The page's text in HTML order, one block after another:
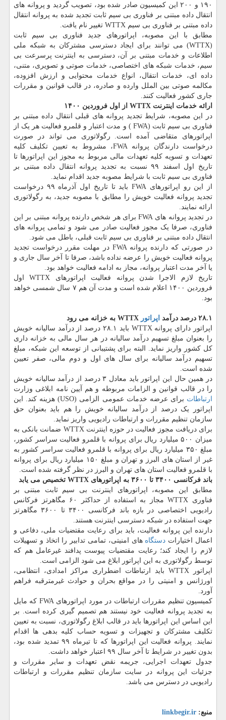
۱۹۰ و ۲۰۰ این کمیسیون صادر شده بود، تصویب گردید و پروانه های
انتقال داده مبتنی بر فناوری بی سیم ثابت تجدید شده به پروانه انتقال
داده مبتنی بر فناوری بی سیم WTTX تغییر نام یافت.
مطابق با این مصوبه، اپراتورهای جدید فناوری بی سیم ثابت
(WTTX) می توانند برای ایجاد دسترسی مشترکان به شبکه ملی
اطلاعات و خدمات مبتنی بر آن، دسترسی به اینترنت پرسرعت بی
سیم، خدمات شبکه های اختصاصی، خدمات صوتی و تصویری، متنی،
داده ای، خدمات انتقال، انواع خدمات محتوایی و ارزش افزوده،
مکالمه صوتی بین الملل وارده و صادره، در قالب قوانین و مقررات
جاری کشور فعالیت کنند.
ارائه خدمات اینترنت WTTX از اول فروردین ۱۴۰۰
در این مصوبه، شرایط تجدید پروانه های قبلی انتقال داده مبتنی بر
فناوری بی سیم ثابت (FWA ) و مدت اعتبار و قلمرو فعالیت هر یک از
اپراتورهای متقاضی آمده است. رگولاتوری می تواند در صورت
درخواست دارندگان پروانه FWA، مشروط به تعیین تکلیف کلیه
تعهدات و تسویه کلیه تعهدات مالی مربوط به مجوز این اپراتورها تا
تاریخ اول اسفند ۹۹ نسبت به تجدید پروانه انتقال داده مبتنی بر
فناوری بی سیم ثابت با شرایط مصوبه جدید اقدام نماید.
از این رو اپراتورهای FWA باید تا تاریخ اول آذرماه ۹۹ درخواست
تجدید پروانه فعالیت خویش را مطابق با مصوبه جدید، به رگولاتوری
ارائه نمایند.
در تجدید پروانه های FWA برای هر شخص دارنده پروانه مبتنی بر این
فناوری، صرفا یک مجوز فعالیت صادر می شود و تمامی پروانه های
انتقال داده مبتنی بر فناوری بی سیم ثابت قبلی، باطل می شود.
در صورتی که دارنده پروانه FWA در مهلت مقرر درخواست تجدید
پروانه فعالیت خویش را عرضه نداده باشد، صرفا تا آخر سال جاری و
یا آخر مدت اعتبار پروانه، مجاز به ادامه فعالیت خواهد بود.
تاریخ لازم الاجرا شدن پروانه فعالیت اپراتورهای WTTX اول
فروردین ۱۴۰۰ اعلام شده است و مدت آن هم ۷ سال شمسی خواهد
بود.
۲۸.۱ درصد درآمد اپراتور
اپراتور دارای پروانه WTTX باید ۲۸.۱ درصد از درآمد سالیانه خویش
را بعنوان مبلغ تسهیم درآمد سالیانه در هر سال مالی به خزانه داری
کل کشور واریز نماید. البته برای پشتیبانی از توسعه این شبکه، مبلغ
تسهیم درآمد سالیانه برای سال های اول و دوم مالی، صفر تعیین
شده است.
در همین حال این اپراتور باید معادل ۳ درصد از درآمد سالیانه خویش
را در قالب قوانین و الزامات مربوطه و هم آیین نامه ابلاغی وزارت
ارتباطات
برای عرضه خدمات عمومی الزامی (USO) هزینه کند. این
اپراتور یک درصد از درآمد سالیانه خویش را هم باید بعنوان حق
سازمان تنظیم مقررات و ارتباطات رادیویی واریز نماید.
برای دریافت مجوز فعالیت در حوزه اینترنت WTTX ضمانت بانکی به
میزان ۵۰۰ میلیارد ریال برای پروانه با قلمرو فعالیت سراسر کشور،
مبلغ ۳۵۰ میلیارد ریال برای پروانه با قلمرو فعالیت سراسر کشور به
غیر از استان های البرز و تهران و مبلغ ۱۵۰ میلیارد ریال برای پروانه
با قلمرو فعالیت استان های تهران و البرز در نظر گرفته شده است.
باند فرکانسی ۳۴۰۰ تا ۳۶۰۰ به اپراتورهای WTTX تخصیص می یابد
مطابق این مصوبه، اپراتورهای اینترنت بی سیم ثابت مبتنی بر
فناوری WTTX مجاز به استفاده از حداکثر ۶۰ مگاهرتز فرکانس
رادیویی اختصاصی در بازه باند فرکانسی ۳۴۰۰ تا ۳۶۰۰ مگاهرتز
جهت استفاده در شبکه دسترسی اینترنت هستند.
دارنده این پروانه فعالیت، باید برای رعایت مقتضیات ملی، دفاعی و
اعمال اختیارات دستگاه های امنیتی، تمامی تدابیر را اتخاذ و تسهیلات
لازم را ایجاد کند؛ رعایت مقتضیات پیوست پدافند غیرعامل هم که
توسط رگولاتوری به این اپراتور ابلاغ می شود الزامی است.
اپراتور WTTX باید ارتباطات اضطراری مراکز امدادی، انتظامی،
اورژانس و امنیتی را در مواقع بحران و حوادث غیرمترقبه فراهم
آورد.
کمیسیون تنظیم مقررات ارتباطات در مورد اپراتورهای FWA که مایل
به تجدید پروانه فعالیت خود نیستند هم تصمیم گیری کرده است. بر
این اساس این اپراتورها باید در قالب ابلاغ رگولاتوری، نسبت به تعیین
تکلیف مشترکان و تجهیزات و تسویه حساب کلیه بدهی ها اقدام
نمایند. پروانه فعالیت این اپراتورها که تا تیرماه ۹۹ تمدید شده بود،
بدون تغییر در شرایط تا آخر سال ۹۹ اعتبار خواهد داشت.
جدول تعهدات اجرایی، جریمه نقض تعهدات و سایر مقررات و
جزئیات این پروانه در سایت سازمان تنظیم مقررات و ارتباطات
رادیویی در دسترس می باشد.
منبع: linkbegir.ir